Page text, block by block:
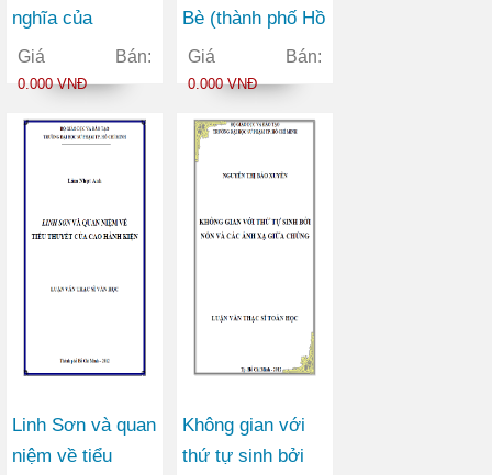
nghĩa của
Margaret Mitchell
trong tác phẩm
Giá Bán:
0.000 VNĐ
Bè (thành phố Hồ
Chí Minh) trong
thời kì công
đại hóa
Giá Bán:
0.000 VNĐ
Linh Sơn và quan
niệm về tiểu
Không gian với
thứ tự sinh bởi